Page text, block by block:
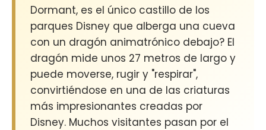
Dormant, es el único castillo de los
parques Disney que alberga una cueva
con un dragón animatrónico debajo? El
dragón mide unos 27 metros de largo y
puede moverse, rugir y "respirar",
convirtiéndose en una de las criaturas
más impresionantes creadas por
Disney. Muchos visitantes pasan por el